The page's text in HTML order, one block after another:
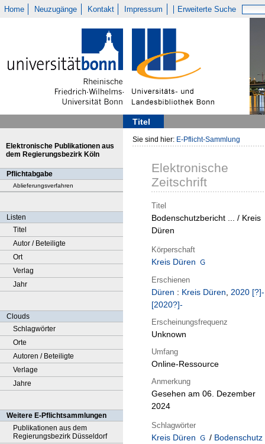
Home Neuzugänge Kontakt Impressum Erweiterte Suche
Titel
Elektronische Publikationen aus
dem Regierungsbezirk Köln
Pflichtabgabe
Ablieferungsverfahren
Listen
Titel
Autor / Beteiligte
Ort
Verlag
Jahr
Clouds
Schlagwörter
Orte
Autoren / Beteiligte
Verlage
Jahre
Weitere E-Pflichtsammlungen
Publikationen aus dem
Regierungsbezirk Düsseldorf
Sie sind hier: E-Pflicht-Sammlung
Elektronische
Zeitschrift
Titel
Bodenschutzbericht ... / Kreis
Düren
Körperschaft
Kreis Düren
Erschienen
Düren : Kreis Düren, 2020
[2020?]-
Erscheinungsfrequenz
Unknown
Umfang
Online-Ressource
Anmerkung
Gesehen am 06. Dezember
2024
Schlagwörter
Kreis Düren / Bodenschutz